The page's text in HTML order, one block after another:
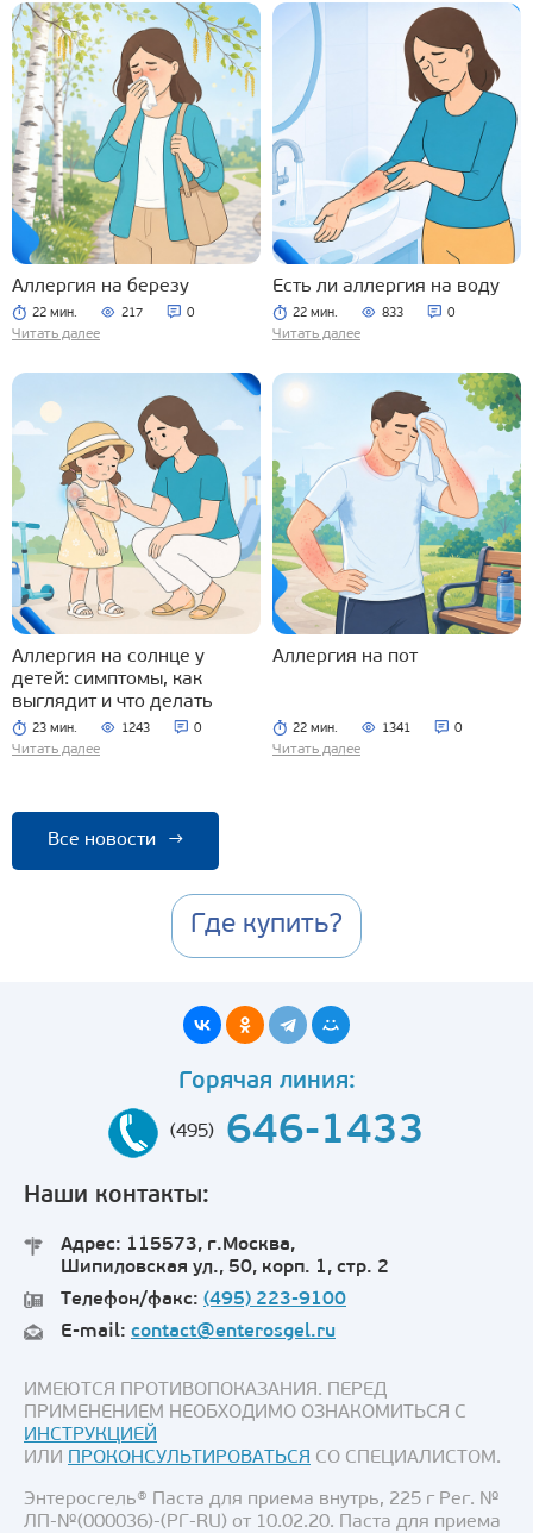
Аллергия на березу
22 мин. 217 0
Читать далее
Есть ли аллергия на воду
22 мин. 833 0
Читать далее
Аллергия на солнце у
детей: симптомы, как
выглядит и что делать
23 мин. 1243 0
Читать далее
Аллергия на пот
22 мин. 1341 0
Читать далее
Все новости →
Где купить?
Горячая линия:
(495) 646-1433
Наши контакты:
Адрес: 115573, г.Москва,
Шипиловская ул., 50, корп. 1, стр. 2
Телефон/факс: (495) 223-9100
E-mail: contact@enterosgel.ru
ИМЕЮТСЯ ПРОТИВОПОКАЗАНИЯ. ПЕРЕД
ПРИМЕНЕНИЕМ НЕОБХОДИМО ОЗНАКОМИТЬСЯ С
ИНСТРУКЦИЕЙ
ИЛИ ПРОКОНСУЛЬТИРОВАТЬСЯ СО СПЕЦИАЛИСТОМ.
Энтеросгель® Паста для приема внутрь, 225 г Рег. №
ЛП-№(000036)-(РГ-RU) от 10.02.20. Паста для приема